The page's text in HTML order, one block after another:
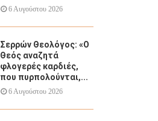
6 Αυγούστου 2026
Σερρών Θεολόγος: «Ο
Θεός αναζητά
φλογερές καρδιές,
που πυρπολούνται,...
6 Αυγούστου 2026